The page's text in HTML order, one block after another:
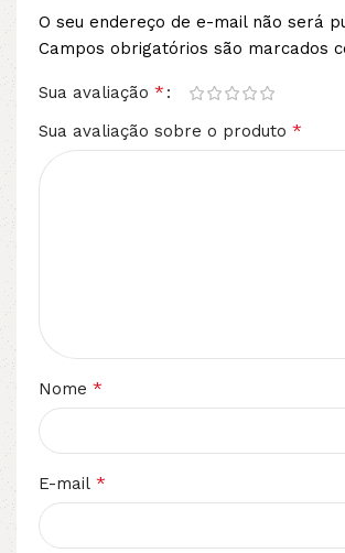
O seu endereço de e-mail não será
Campos obrigatórios são marcados
Sua avaliação *
Sua avaliação sobre o produto *
Nome *
E-mail *